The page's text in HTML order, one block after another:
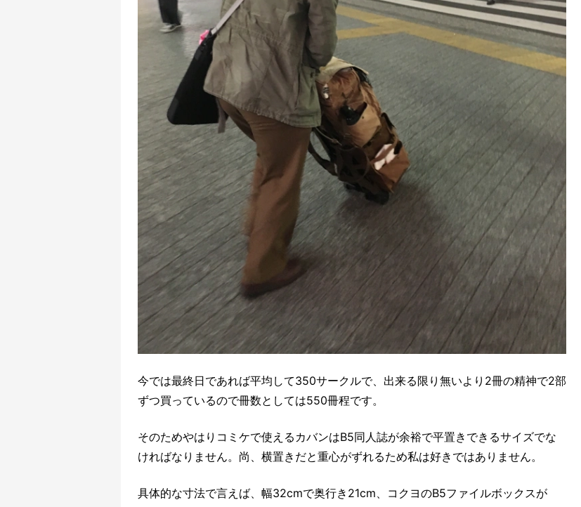
今では最終日であれば平均して350サークルで、出来る限り無いより2冊の精神で2部
ずつ買っているので冊数としては550冊程です。
そのためやはりコミケで使えるカバンはB5同人誌が余裕で平置きできるサイズでな
ければなりません。尚、横置きだと重心がずれるため私は好きではありません。
具体的な寸法で言えば、幅32cmで奥行き21cm、コクヨのB5ファイルボックスが